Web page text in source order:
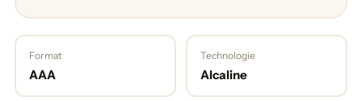
Format
AAA
Technologie
Alcaline